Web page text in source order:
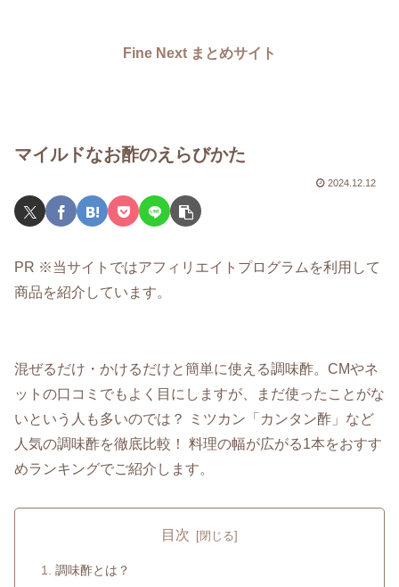
Fine Next まとめサイト
マイルドなお酢のえらびかた
2024.12.12
PR ※当サイトではアフィリエイトプログラムを利用して
商品を紹介しています。
混ぜるだけ・かけるだけと簡単に使える調味酢。CMやネ
ットの口コミでもよく目にしますが、まだ使ったことがな
いという人も多いのでは？ ミツカン「カンタン酢」など
人気の調味酢を徹底比較！ 料理の幅が広がる1本をおすす
めランキングでご紹介します。
目次
調味酢とは？